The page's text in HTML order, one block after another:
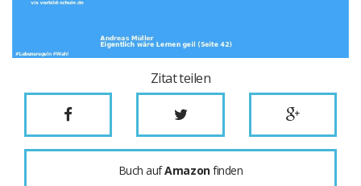
Zitat teilen
Buch aufAmazonfinden